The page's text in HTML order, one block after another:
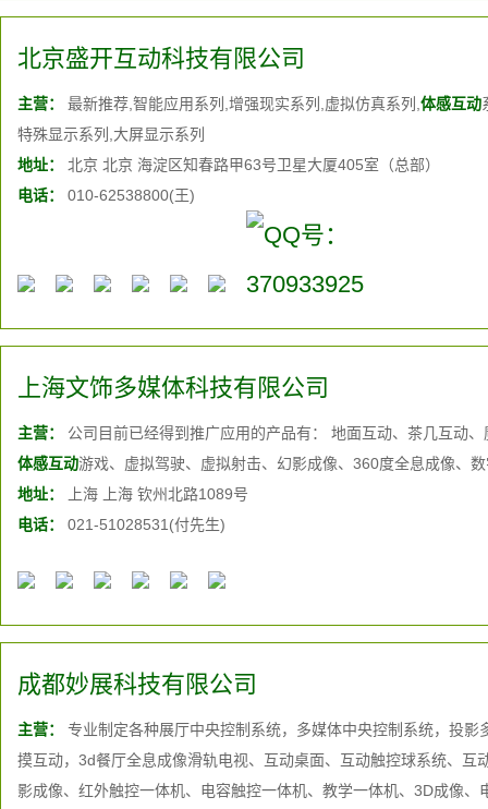
北京盛开互动科技有限公司
主营： 最新推荐,智能应用系列,增强现实系列,虚拟仿真系列, 体感互动
特殊显示系列,大屏显示系列
地址：
北京 北京 海淀区知春路甲63号卫星大厦405室（总部）
电话：
010-62538800(王)
上海文饰多媒体科技有限公司
主营：
公司目前已经得到推广应用的产品有： 地面互动、茶几互动
体感互动游戏、虚拟驾驶、虚拟射击、幻影成像、360度全息成像、
地址：
上海 上海 钦州北路1089号
电话：
021-51028531(付先生)
成都妙展科技有限公司
主营：
专业制定各种展厅中央控制系统，多媒体中央控制系统，投
摸互动，3d餐厅全息成像滑轨电视、互动桌面、互动触控球系统、互
影成像、红外触控一体机、电容触控一体机、教学一体机、3D成像